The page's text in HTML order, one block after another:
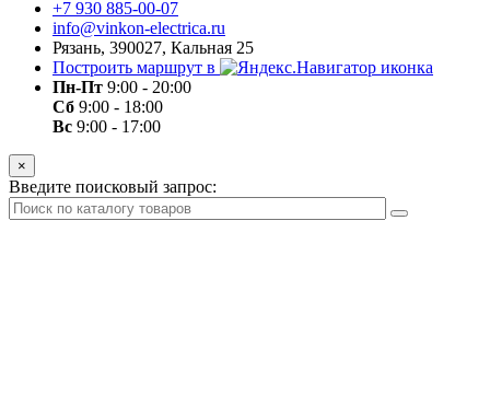
+7 930 885-00-07
info@vinkon-electrica.ru
Рязань, 390027, Кальная 25
Построить маршрут в
Пн-Пт 9:00 - 20:00
Сб 9:00 - 18:00
Вс 9:00 - 17:00
×
Введите поисковый запрос: